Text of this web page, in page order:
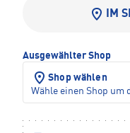
IM
Ausgewählter Shop
Shop wählen
Wähle einen Shop um